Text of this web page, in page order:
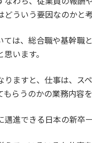
ういう要因なのかと
ては、総合職や基幹職
います。
ますと、仕事は、ス
らうのかの業務内容
進できる日本の新卒